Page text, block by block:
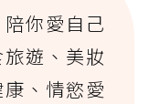
你愛自己
遊、美妝
、情慾愛